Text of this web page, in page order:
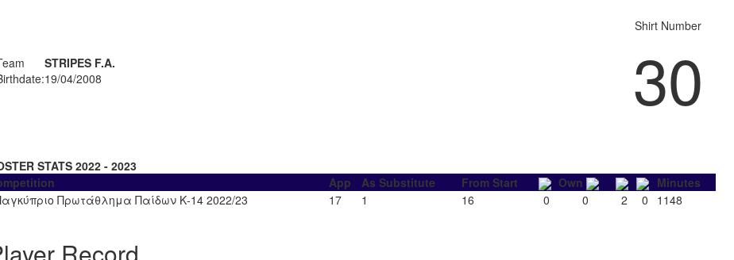
STRIPES F.A.
19/04/2008
Shirt Number
30
STATS 2022 - 2023
App As Substitute From Start Own
Minutes
Πρωτάθλημα Παίδων Κ-14 2022/23
17 1 16 0 0 2 0 1148